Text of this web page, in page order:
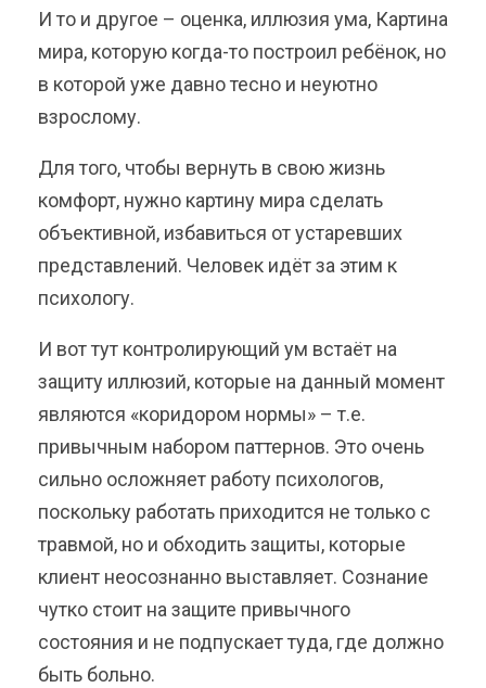
И то и другое – оценка, иллюзия ума, Картина
мира, которую когда-то построил ребёнок, но
в которой уже давно тесно и неуютно
взрослому.
Для того, чтобы вернуть в свою жизнь
комфорт, нужно картину мира сделать
объективной, избавиться от устаревших
представлений. Человек идёт за этим к
психологу.
И вот тут контролирующий ум встаёт на
защиту иллюзий, которые на данный момент
являются «коридором нормы» – т.е.
привычным набором паттернов. Это очень
сильно осложняет работу психологов,
поскольку работать приходится не только с
травмой, но и обходить защиты, которые
клиент неосознанно выставляет. Сознание
чутко стоит на защите привычного
состояния и не подпускает туда, где должно
быть больно.